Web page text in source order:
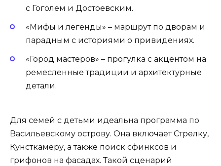
с Гоголем и Достоевским.
«Мифы и легенды» – маршрут по дворам и
парадным с историями о привидениях.
«Город мастеров» – прогулка с акцентом на
ремесленные традиции и архитектурные
детали.
Для семей с детьми идеальна программа по
Васильевскому острову. Она включает Стрелку,
Кунсткамеру, а также поиск сфинксов и
грифонов на фасадах. Такой сценарий